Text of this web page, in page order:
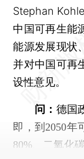
Stephan
中国可再生能
能源发展现状
并对中国可再
设性意见。
问： 德国
即，到2050年
80%、二氧化